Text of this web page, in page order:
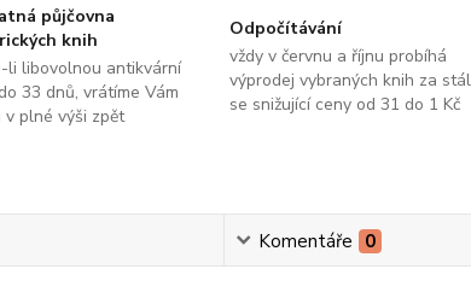
půjčovna
knih
li libovolnou antikvární
33 dnů, vrátíme Vám
v plné výši zpět
Odpočítávání
vždy v červnu a říjnu probíhá
výprodej vybraných knih za
se snižující ceny od 31 do 1 Kč
Komentáře 0